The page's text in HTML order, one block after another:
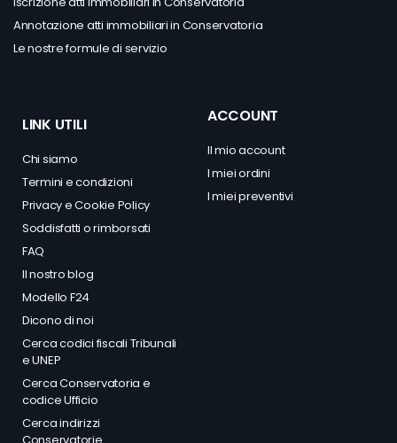
Annotazione atti immobiliari in Conservatoria
Le nostre formule di servizio
LINK UTILI
Chi siamo
Termini e condizioni
PrivacyeCookie Policy
Soddisfatti o rimborsati
FAQ
Il nostro blog
Modello F24
Dicono di noi
Cerca codici fiscali Tribunali
e UNEP
Cerca Conservatoria e
codice Ufficio
Cerca indirizzi
Conservatorie
ACCOUNT
Il mio account
I miei ordini
I miei preventivi